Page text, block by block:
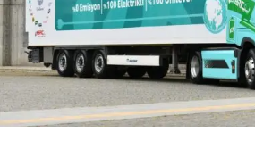
ise Toyota Türkiye’de adım attı.
11 yıl görev
alan Peker, burada en son olarak
Müdürlüğü
görevini yürüttü. Peker, 2019 yılında
transfer oldu. İlk